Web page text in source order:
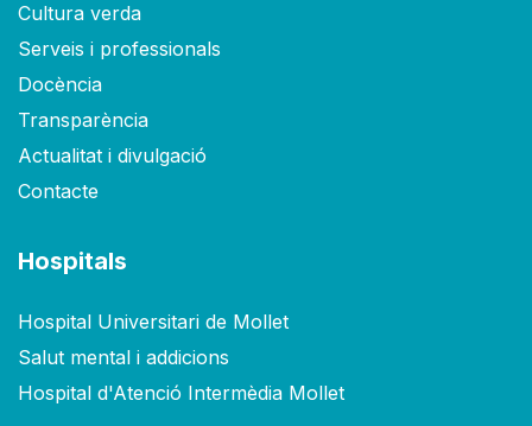
Cultura verda
Serveis i professionals
Docència
Transparència
Actualitat i divulgació
Contacte
Hospitals
Hospital Universitari de Mollet
Salut mental i addicions
Hospital d'Atenció Intermèdia Mollet